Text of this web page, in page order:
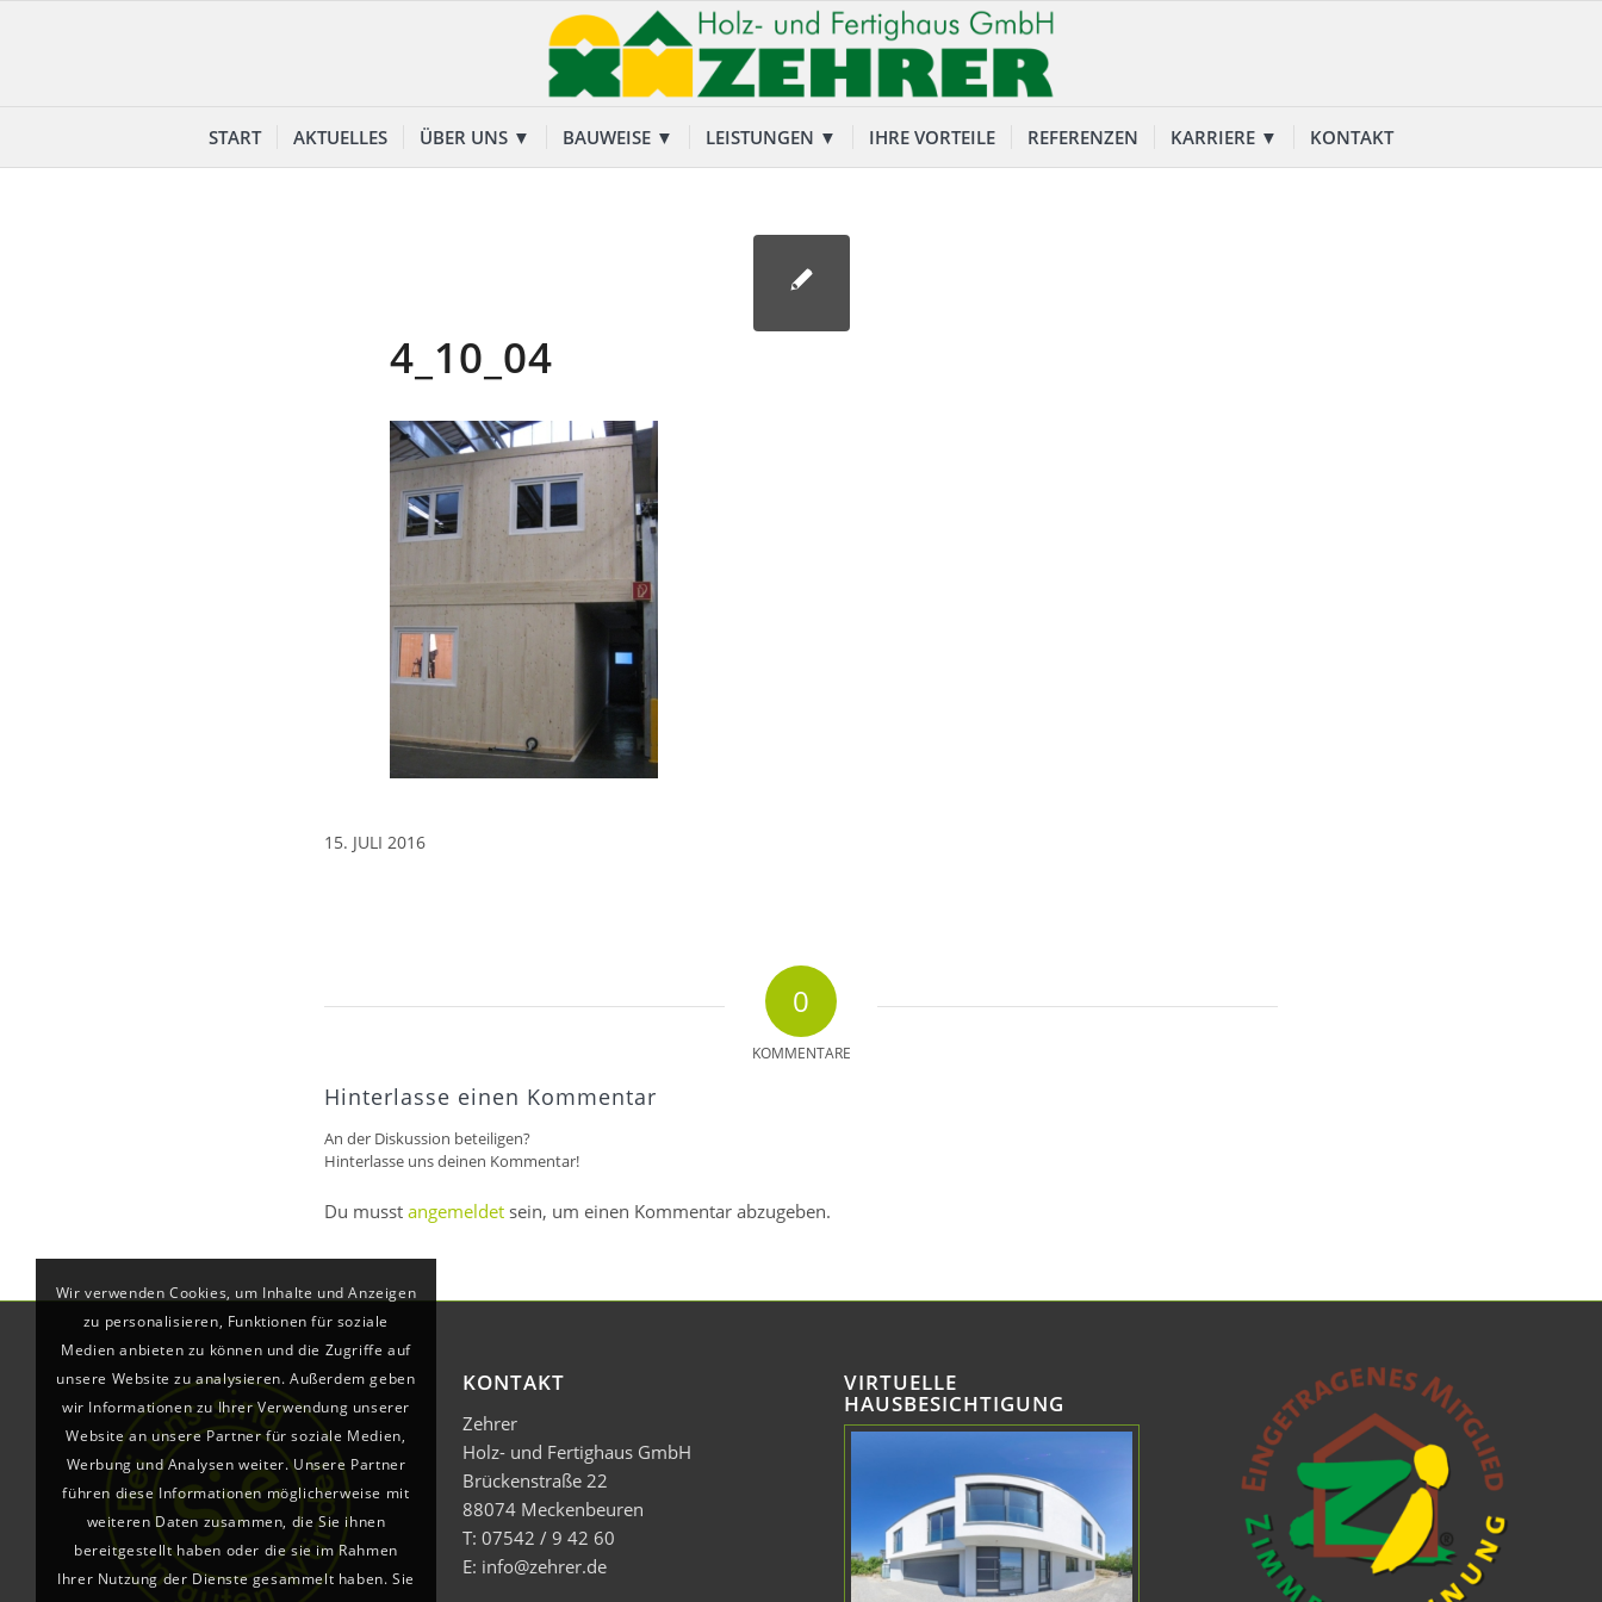
START AKTUELLES ÜBER UNS ▼ BAUWEISE ▼ LEISTUNGEN ▼ IHRE VORTEILE REFERENZEN KARRIERE ▼ KONTAKT
4_10_04
15. JULI 2016
0
KOMMENTARE
Hinterlasse einen Kommentar
An der Diskussion beteiligen?
Hinterlasse uns deinen Kommentar!
Du musst angemeldet sein, um einen Kommentar abzugeben.
KONTAKT
Zehrer
Holz- und Fertighaus GmbH
Brückenstraße 22
88074 Meckenbeuren
T: 07542 / 9 42 60
E: info@zehrer.de
VIRTUELLE
HAUSBESICHTIGUNG
Wir verwenden Cookies, um Inhalte und Anzeigen
zu personalisieren, Funktionen für soziale
Medien anbieten zu können und die Zugriffe auf
unsere Website zu analysieren. Außerdem geben
wir Informationen zu Ihrer Verwendung unserer
Website an unsere Partner für soziale Medien,
Werbung und Analysen weiter. Unsere Partner
führen diese Informationen möglicherweise mit
weiteren Daten zusammen, die Sie ihnen
bereitgestellt haben oder die sie im Rahmen
Ihrer Nutzung der Dienste gesammelt haben. Sie